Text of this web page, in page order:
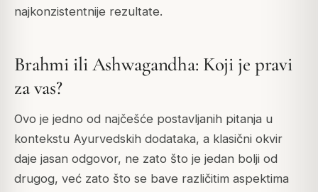
najkonzistentnije rezultate.
Brahmi ili Ashwagandha: Koji je pravi
za vas?
Ovo je jedno od najčešće postavljanih pitanja u
kontekstu Ayurvedskih dodataka, a klasični okvir
daje jasan odgovor, ne zato što je jedan bolji od
drugog, već zato što se bave različitim aspektima